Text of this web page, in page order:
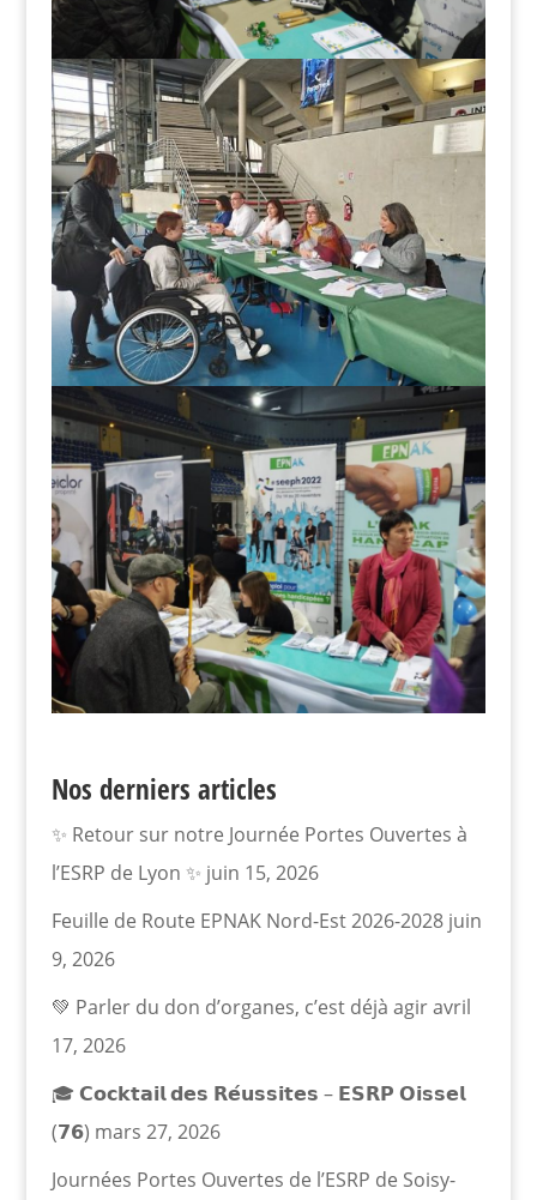
Nos derniers articles
✨ Retour sur notre Journée Portes Ouvertes à
l’ESRP de Lyon ✨ juin 15, 2026
Feuille de Route EPNAK Nord-Est 2026-2028 juin
9, 2026
💚 Parler du don d’organes, c’est déjà agir avril
17, 2026
🎓 𝗖𝗼𝗰𝗸𝘁𝗮𝗶𝗹 𝗱𝗲𝘀 𝗥𝗲́𝘂𝘀𝘀𝗶𝘁𝗲𝘀 – 𝗘𝗦𝗥𝗣 𝗢𝗶𝘀𝘀𝗲𝗹
(𝟳𝟲) mars 27, 2026
Journées Portes Ouvertes de l’ESRP de Soisy-